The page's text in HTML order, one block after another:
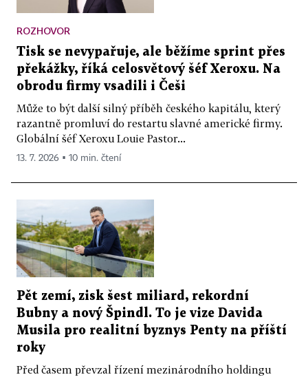
ROZHOVOR
Tisk se nevypařuje, ale běžíme sprint přes
překážky, říká celosvětový šéf Xeroxu. Na
obrodu firmy vsadili i Češi
Může to být další silný příběh českého kapitálu, který
razantně promluví do restartu slavné americké firmy.
Globální šéf Xeroxu Louie Pastor...
13. 7. 2026 ▪ 10 min. čtení
Pět zemí, zisk šest miliard, rekordní
Bubny a nový Špindl. To je vize Davida
Musila pro realitní byznys Penty na příští
roky
Před časem převzal řízení mezinárodního holdingu